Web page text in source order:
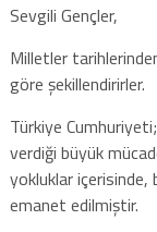
Sevgili Gençler,
Milletler
göre şekillendirirler.
Türkiye
verdiği büyük
yokluklar içerisinde,
emanet edilmiştir.